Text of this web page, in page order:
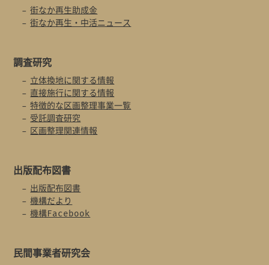
街なか再生助成金
街なか再生・中活ニュース
調査研究
立体換地に関する情報
直接施行に関する情報
特徴的な区画整理事業一覧
受託調査研究
区画整理関連情報
出版配布図書
出版配布図書
機構だより
機構Facebook
民間事業者研究会